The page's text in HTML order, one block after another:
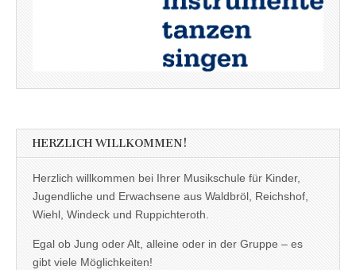
HERZLICH WILLKOMMEN!
Herzlich willkommen bei Ihrer Musikschule für Kinder,
Jugendliche und Erwachsene aus Waldbröl, Reichshof,
Wiehl, Windeck und Ruppichteroth.
Egal ob Jung oder Alt, alleine oder in der Gruppe – es
gibt viele Möglichkeiten!